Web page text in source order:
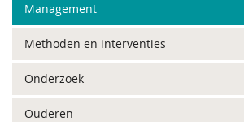
Management
Methoden en interventies
Onderzoek
Ouderen